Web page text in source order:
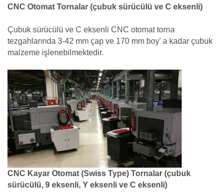
CNC Otomat Tornalar (çubuk sürücülü ve C eksenli)
Çubuk sürücülü ve C eksenli CNC otomat torna
tezgahlarında 3-42 mm çap ve 170 mm boy' a kadar çubuk
malzeme işlenebilmektedir.
CNC Kayar Otomat (Swiss Type) Tornalar (çubuk
sürücülü, 9 eksenli, Y eksenli ve C eksenli)